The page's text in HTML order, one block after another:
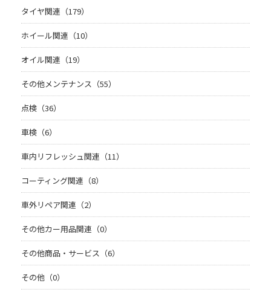
タイヤ関連（179）
ホイール関連（10）
オイル関連（19）
その他メンテナンス（55）
点検（36）
車検（6）
車内リフレッシュ関連（11）
コーティング関連（8）
車外リペア関連（2）
その他カー用品関連（0）
その他商品・サービス（6）
その他（0）